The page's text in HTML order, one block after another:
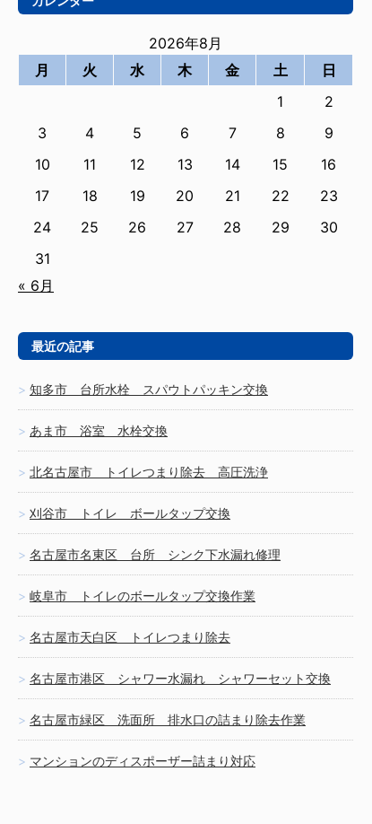
2026年8月
月
火 水 木 金 土
日
1
2
3
4 5 6 7 8
9
10
11 12 13 14 15
16
17
18 19 20 21 22
23
24
25 26 27 28 29
30
31
« 6月
最近の記事
知多市 台所水栓 スパウトパッキン交換
あま市 浴室 水栓交換
北名古屋市 トイレつまり除去 高圧洗浄
刈谷市 トイレ ボールタップ交換
名古屋市名東区 台所 シンク下水漏れ修理
岐阜市 トイレのボールタップ交換作業
名古屋市天白区 トイレつまり除去
名古屋市港区 シャワー水漏れ シャワーセット交換
名古屋市緑区 洗面所 排水口の詰まり除去作業
マンションのディスポーザー詰まり対応